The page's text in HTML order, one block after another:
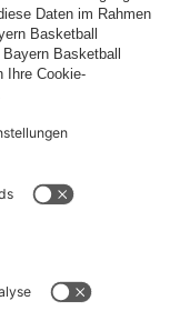
Seniorenfußball